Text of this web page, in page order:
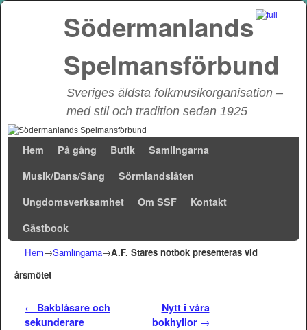
Södermanlands
Spelmansförbund
Sveriges äldsta folkmusikorganisation –
med stil och tradition sedan 1925
Hem På gång Butik
Samlingarna
Musik/Dans/Sång
Sörmlandslåten
Ungdomsverksamhet
Om SSF
Kontakt
Gästbook
Hem→Samlingarna→A.F. Stares notbok presenteras vid
årsmötet
Inläggsnavigering
← Bakblåsare och
sekunderare
Nytt i våra
bokhyllor →